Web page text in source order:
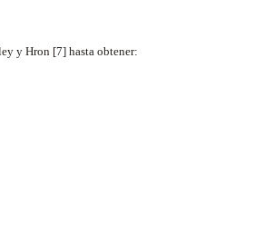
y Hron [7] hasta obtener: